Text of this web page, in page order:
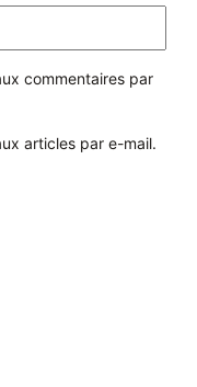
commentaires par
articles par e-mail.